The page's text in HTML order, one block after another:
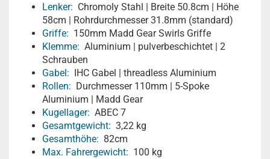
Lenker: Chromoly Stahl | Breite 50.8cm | Höhe
58cm | Rohrdurchmesser 31.8mm (standard)
Griffe: 150mm Madd Gear Swirls Griffe
Klemme: Aluminium | pulverbeschichtet | 2
Schrauben
Gabel: IHC Gabel | threadless Aluminium
Rollen: Durchmesser 110mm | 5-Spoke
Aluminium | Madd Gear
Kugellager: ABEC 7
Gesamtgewicht: 3,22 kg
Gesamthöhe: 82cm
Max. Fahrergewicht: 100 kg